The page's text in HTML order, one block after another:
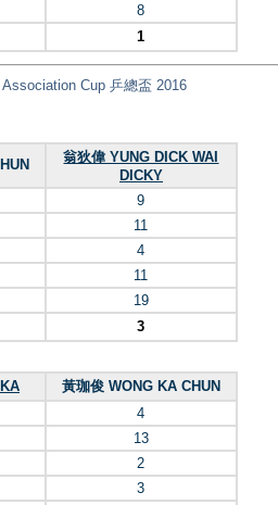
8
1
Cup 乒總盃 2016
翁狄偉 YUNG DICK WAI
DICKY
9
11
4
11
19
3
黃珈俊 WONG KA CHUN
4
13
2
3